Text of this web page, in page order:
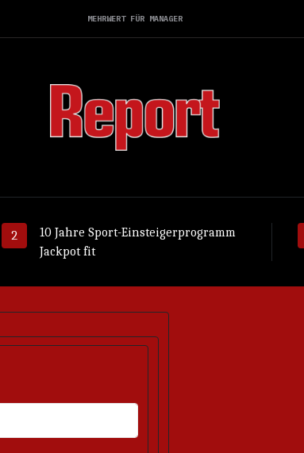
MEHRWERT FÜR MANAGER
10 Jahre Sport-Einsteigerprogramm
Jackpot fit
ERSCHEINEN NACH DEM ABSENDEN BEIM JEWEILIGEN FELD.